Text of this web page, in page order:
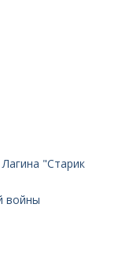
"Старик
войны